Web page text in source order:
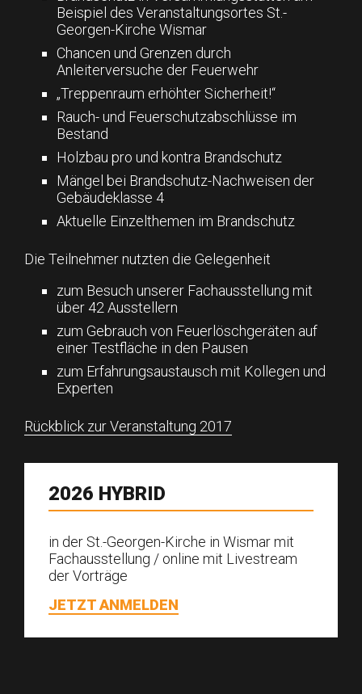
Beispiel des Veranstaltungsortes St.-
Georgen-Kirche Wismar
Chancen und Grenzen durch
Anleiterversuche der Feuerwehr
„Treppenraum erhöhter Sicherheit!“
Rauch- und Feuerschutzabschlüsse im
Bestand
Holzbau pro und kontra Brandschutz
Mängel bei Brandschutz-Nachweisen der
Gebäudeklasse 4
Aktuelle Einzelthemen im Brandschutz
Die Teilnehmer nutzten die Gelegenheit
zum Besuch unserer Fachausstellung mit
über 42 Ausstellern
zum Gebrauch von Feuerlöschgeräten auf
einer Testfläche in den Pausen
zum Erfahrungsaustausch mit Kollegen und
Experten
Rückblick zur Veranstaltung 2017
2026 HYBRID
in der St.-Georgen-Kirche in Wismar mit
Fachaus­stellung / online mit Livestream
der Vorträge
JETZT ANMELDEN